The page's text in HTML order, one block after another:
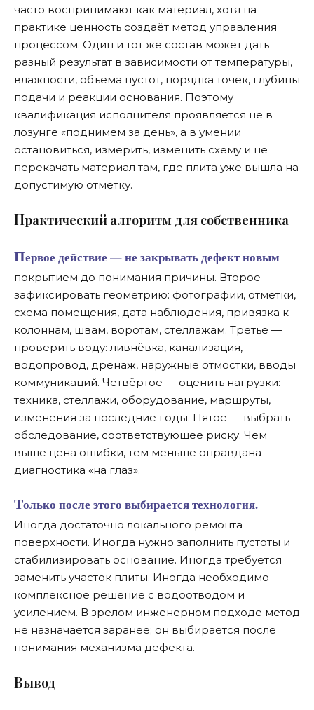
часто воспринимают как материал, хотя на
практике ценность создаёт метод управления
процессом. Один и тот же состав может дать
разный результат в зависимости от температуры,
влажности, объёма пустот, порядка точек, глубины
подачи и реакции основания. Поэтому
квалификация исполнителя проявляется не в
лозунге «поднимем за день», а в умении
остановиться, измерить, изменить схему и не
перекачать материал там, где плита уже вышла на
допустимую отметку.
Практический алгоритм для собственника
Первое действие — не закрывать дефект новым
покрытием до понимания причины. Второе —
зафиксировать геометрию: фотографии, отметки,
схема помещения, дата наблюдения, привязка к
колоннам, швам, воротам, стеллажам. Третье —
проверить воду: ливнёвка, канализация,
водопровод, дренаж, наружные отмостки, вводы
коммуникаций. Четвёртое — оценить нагрузки:
техника, стеллажи, оборудование, маршруты,
изменения за последние годы. Пятое — выбрать
обследование, соответствующее риску. Чем
выше цена ошибки, тем меньше оправдана
диагностика «на глаз».
Только после этого выбирается технология.
Иногда достаточно локального ремонта
поверхности. Иногда нужно заполнить пустоты и
стабилизировать основание. Иногда требуется
заменить участок плиты. Иногда необходимо
комплексное решение с водоотводом и
усилением. В зрелом инженерном подходе метод
не назначается заранее; он выбирается после
понимания механизма дефекта.
Вывод